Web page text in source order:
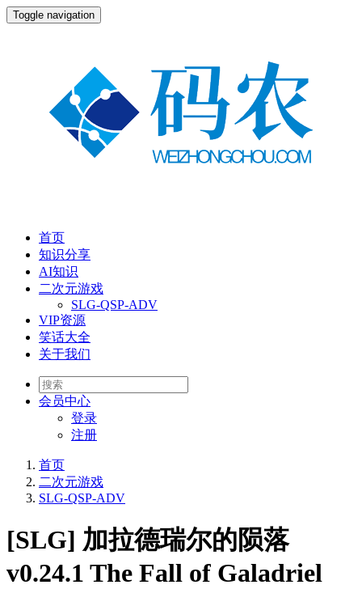
Toggle navigation
首页
知识分享
AI知识
二次元游戏
SLG-QSP-ADV
VIP资源
笑话大全
关于我们
会员中心
登录
注册
首页
二次元游戏
SLG-QSP-ADV
[SLG] 加拉德瑞尔的陨落
v0.24.1 The Fall of Galadriel